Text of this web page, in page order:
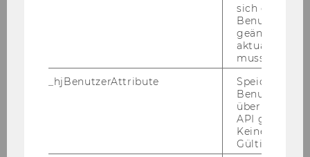
einer Universität/eines Universitätsinstitutes,
Eigenständigkeit, Flexibilität, hohe soziale
Kompetenz, Lernbereitschaft, Teambereitschaft
Kennn­zahl: 94605
Schrift­li­che Be­wer­bun­gen mit Le­bens­lauf und
Zeug­nis­sen (Ko­pien) sind unter An­ga­be der an­
ge­führ­ten Kenn­zahl an die PER­SO­NAL­AB­TEI­
LUNG der Wirt­schafts­uni­ver­si­tät Wien, Au­gas­se
sich ein
geändert hat
aktualisiert
muss.
_hjBenutzerAttribute
Speichert
über die
API gesendet
Keine